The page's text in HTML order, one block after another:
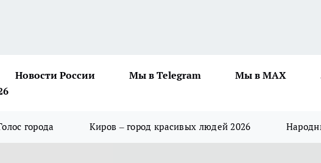
Новости России Мы в Telegram Мы в MAX
города Киров – город красивых людей 2026